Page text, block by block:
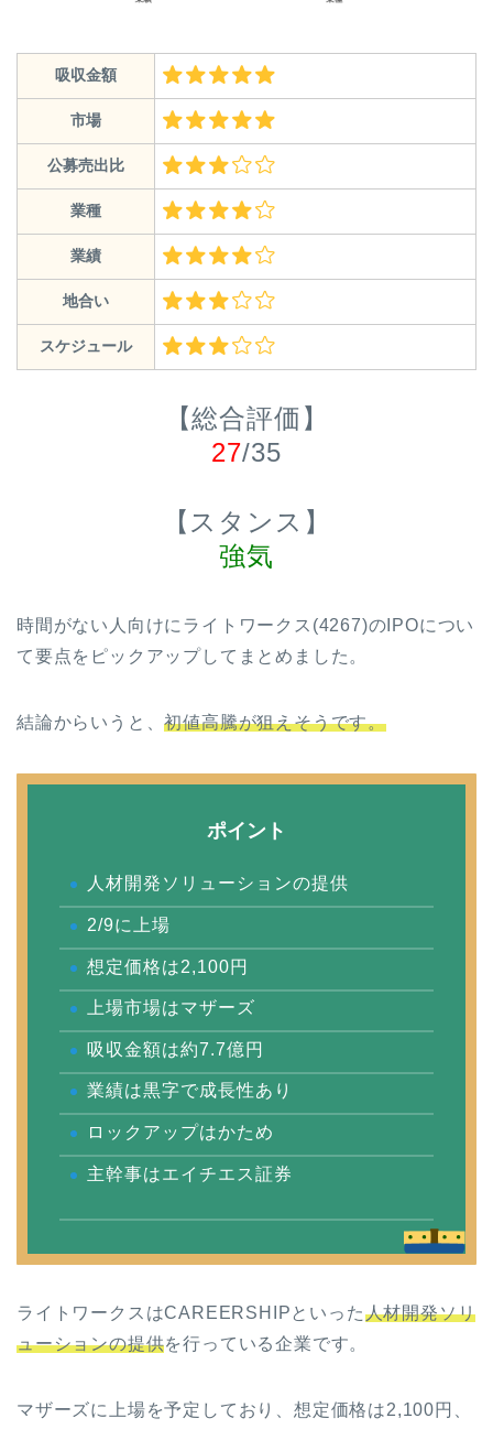
吸収金額
市場
公募売出比
業種
業績
地合い
スケジュール
【総合評価】
27/35
【スタンス】
強気
時間がない人向けにライトワークス(4267)のIPOについ
て要点をピックアップしてまとめました。
結論からいうと、初値高騰が狙えそうです。
ポイント
人材開発ソリューションの提供
2/9に上場
想定価格は2,100円
上場市場はマザーズ
吸収金額は約7.7億円
業績は黒字で成長性あり
ロックアップはかため
主幹事はエイチエス証券
ライトワークスはCAREERSHIPといった人材開発ソリ
ューションの提供を行っている企業です。
マザーズに上場を予定しており、想定価格は2,100円、